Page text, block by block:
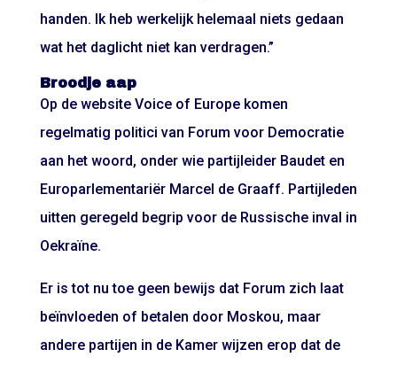
handen. Ik heb werkelijk helemaal niets gedaan
wat het daglicht niet kan verdragen.”
Broodje aap
Op de website Voice of Europe komen
regelmatig politici van Forum voor Democratie
aan het woord, onder wie partijleider Baudet en
Europarlementariër Marcel de Graaff. Partijleden
uitten geregeld begrip voor de Russische inval in
Oekraïne.
Er is tot nu toe geen bewijs dat Forum zich laat
beïnvloeden of betalen door Moskou, maar
andere partijen in de Kamer wijzen erop dat de